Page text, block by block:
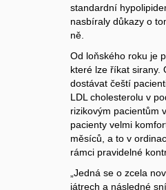
standardní
nasbíraly důkazy o
ně.
Od loňského roku je
které lze říkat sirany.
dostávat čeští
LDL cholesterolu v
rizikovým pacientům
pacienty velmi
měsíců, a to v
rámci pravidelné
„Jedná se o zcela
játrech a následné